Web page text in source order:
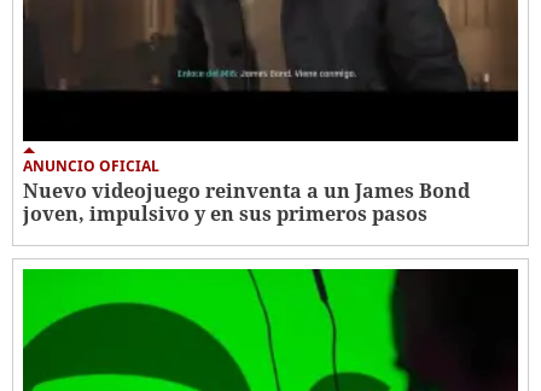
ANUNCIO OFICIAL
Nuevo videojuego reinventa a un James Bond
joven, impulsivo y en sus primeros pasos